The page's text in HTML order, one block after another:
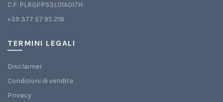
C.F. PLRGPP53L01A017H
+39 377 57 95 218
TERMINI LEGALI
Disclaimer
Condizioni di vendita
Privacy